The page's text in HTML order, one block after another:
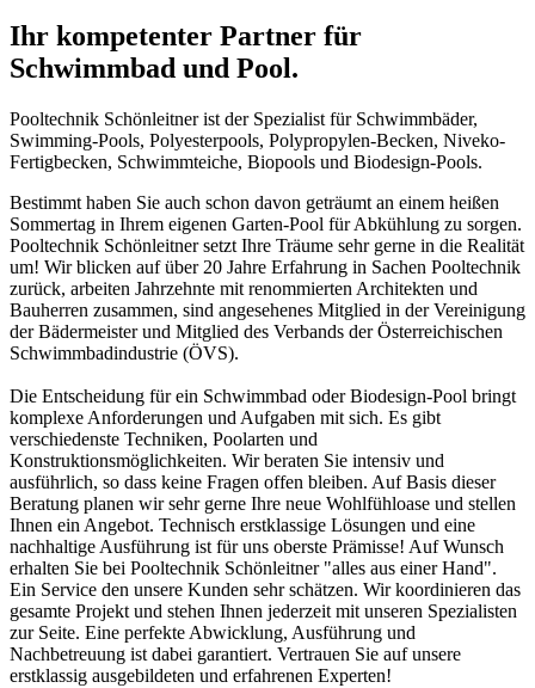
Ihr kompetenter Partner für
Schwimmbad und Pool.
Pooltechnik Schönleitner ist der Spezialist für Schwimmbäder,
Swimming-Pools, Polyesterpools, Polypropylen-Becken, Niveko-
Fertigbecken, Schwimmteiche, Biopools und Biodesign-Pools.
Bestimmt haben Sie auch schon davon geträumt an einem heißen
Sommertag in Ihrem eigenen Garten-Pool für Abkühlung zu sorgen.
Pooltechnik Schönleitner setzt Ihre Träume sehr gerne in die Realität
um! Wir blicken auf über 20 Jahre Erfahrung in Sachen Pooltechnik
zurück, arbeiten Jahrzehnte mit renommierten Architekten und
Bauherren zusammen, sind angesehenes Mitglied in der Vereinigung
der Bädermeister und Mitglied des Verbands der Österreichischen
Schwimmbadindustrie (ÖVS).
Die Entscheidung für ein Schwimmbad oder Biodesign-Pool bringt
komplexe Anforderungen und Aufgaben mit sich. Es gibt
verschiedenste Techniken, Poolarten und
Konstruktionsmöglichkeiten. Wir beraten Sie intensiv und
ausführlich, so dass keine Fragen offen bleiben. Auf Basis dieser
Beratung planen wir sehr gerne Ihre neue Wohlfühloase und stellen
Ihnen ein Angebot. Technisch erstklassige Lösungen und eine
nachhaltige Ausführung ist für uns oberste Prämisse! Auf Wunsch
erhalten Sie bei Pooltechnik Schönleitner "alles aus einer Hand".
Ein Service den unsere Kunden sehr schätzen. Wir koordinieren das
gesamte Projekt und stehen Ihnen jederzeit mit unseren Spezialisten
zur Seite. Eine perfekte Abwicklung, Ausführung und
Nachbetreuung ist dabei garantiert. Vertrauen Sie auf unsere
erstklassig ausgebildeten und erfahrenen Experten!